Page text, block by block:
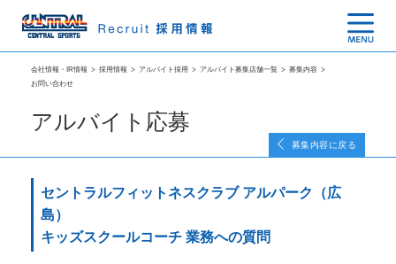
会社情報・IR情報 > 採用情報 > アルバイト採用 > アルバイト募集店舗一覧 > 募集内容 >
お問い合わせ
アルバイト応募
募集内容に戻る
セントラルフィットネスクラブ アルパーク（広
島）
キッズスクールコーチ 業務への質問